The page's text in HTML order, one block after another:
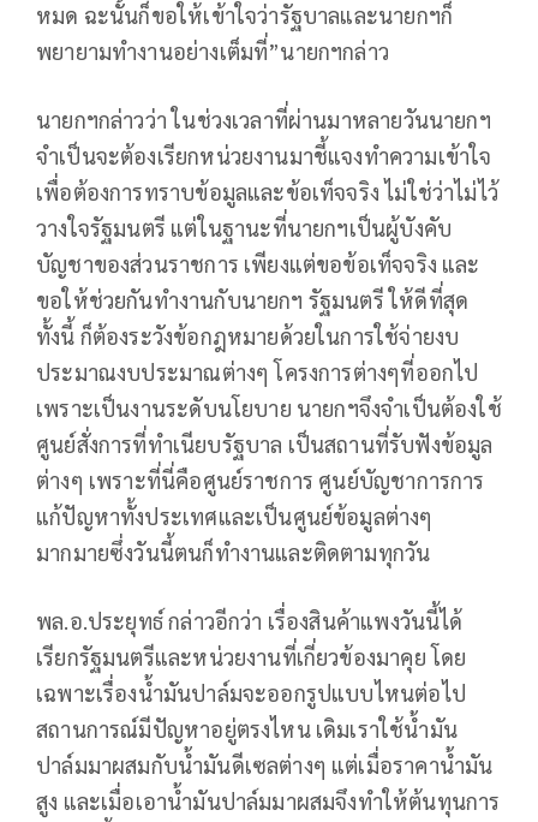
หมด ฉะนั้นก็ขอให้เข้าใจว่ารัฐบาลและนายกฯก็
พยายามทำงานอย่างเต็มที่”นายกฯกล่าว
นายกฯกล่าวว่า ในช่วงเวลาที่ผ่านมาหลายวันนายกฯ
จำเป็นจะต้องเรียกหน่วยงานมาชี้แจงทำความเข้าใจ
เพื่อต้องการทราบข้อมูลและข้อเท็จจริง ไม่ใช่ว่าไม่ไว้
วางใจรัฐมนตรี แต่ในฐานะที่นายกฯเป็นผู้บังคับ
บัญชาของส่วนราชการ เพียงแต่ขอข้อเท็จจริง และ
ขอให้ช่วยกันทำงานกับนายกฯ รัฐมนตรี ให้ดีที่สุด
ทั้งนี้ ก็ต้องระวังข้อกฎหมายด้วยในการใช้จ่ายงบ
ประมาณงบประมาณต่างๆ โครงการต่างๆที่ออกไป
เพราะเป็นงานระดับนโยบาย นายกฯจึงจำเป็นต้องใช้
ศูนย์สั่งการที่ทำเนียบรัฐบาล เป็นสถานที่รับฟังข้อมูล
ต่างๆ เพราะที่นี่คือศูนย์ราชการ ศูนย์บัญชาการการ
แก้ปัญหาทั้งประเทศและเป็นศูนย์ข้อมูลต่างๆ
มากมายซึ่งวันนี้ตนก็ทำงานและติดตามทุกวัน
พล.อ.ประยุทธ์ กล่าวอีกว่า เรื่องสินค้าแพงวันนี้ได้
เรียกรัฐมนตรีและหน่วยงานที่เกี่ยวข้องมาคุย โดย
เฉพาะเรื่องน้ำมันปาล์มจะออกรูปแบบไหนต่อไป
สถานการณ์มีปัญหาอยู่ตรงไหน เดิมเราใช้น้ำมัน
ปาล์มมาผสมกับน้ำมันดีเซลต่างๆ แต่เมื่อราคาน้ำมัน
สูง และเมื่อเอาน้ำมันปาล์มมาผสมจึงทำให้ต้นทุนการ